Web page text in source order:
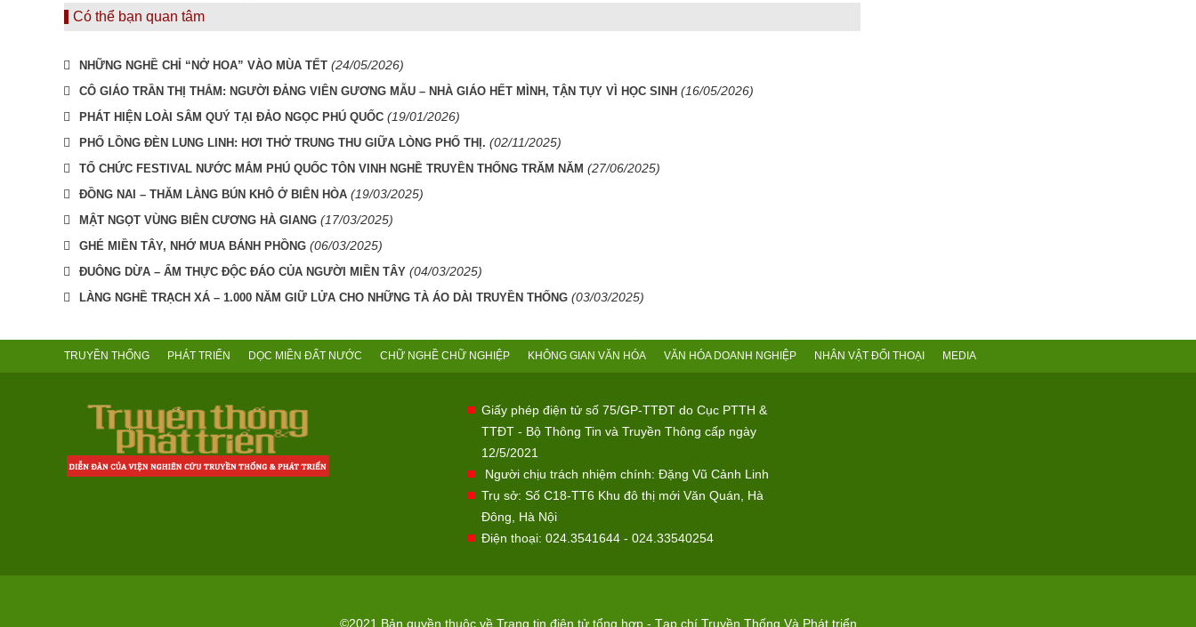
Có thể bạn quan tâm
NHỮNG NGHỀ CHỈ “NỞ HOA” VÀO MÙA TẾT (24/05/2026)
CÔ GIÁO TRẦN THỊ THẮM: NGƯỜI ĐẢNG VIÊN GƯƠNG MẪU – NHÀ GIÁO HẾT MÌNH, TẬN TỤY VÌ HỌC SINH (16/05/2026)
PHÁT HIỆN LOÀI SÂM QUÝ TẠI ĐẢO NGỌC PHÚ QUỐC (19/01/2026)
PHỐ LỒNG ĐÈN LUNG LINH: HƠI THỞ TRUNG THU GIỮA LÒNG PHỐ THỊ. (02/11/2025)
TỔ CHỨC FESTIVAL NƯỚC MẮM PHÚ QUỐC TÔN VINH NGHỀ TRUYỀN THỐNG TRĂM NĂM (27/06/2025)
ĐỒNG NAI – THĂM LÀNG BÚN KHÔ Ở BIÊN HÒA (19/03/2025)
MẬT NGỌT VÙNG BIÊN CƯƠNG HÀ GIANG (17/03/2025)
GHÉ MIỀN TÂY, NHỚ MUA BÁNH PHỒNG (06/03/2025)
ĐUÔNG DỪA – ẨM THỰC ĐỘC ĐÁO CỦA NGƯỜI MIỀN TÂY (04/03/2025)
LÀNG NGHỀ TRẠCH XÁ – 1.000 NĂM GIỮ LỬA CHO NHỮNG TÀ ÁO DÀI TRUYỀN THỐNG (03/03/2025)
TRUYỀN THỐNG PHÁT TRIỂN DỌC MIỀN ĐẤT NƯỚC CHỮ NGHỀ CHỮ NGHIỆP KHÔNG GIAN VĂN HÓA VĂN HÓA DOANH NGHIỆP NHÂN VẬT ĐỐI THOẠI MEDIA
Giấy phép điện tử số 75/GP-TTĐT do Cục PTTH &
TTĐT - Bộ Thông Tin và Truyền Thông cấp ngày
12/5/2021
Người chịu trách nhiệm chính: Đặng Vũ Cảnh Linh
Trụ sở: Số C18-TT6 Khu đô thị mới Văn Quán, Hà
Đông, Hà Nội
Điện thoại: 024.3541644 - 024.33540254
©2021 Bản quyền thuộc về Trang tin điện tử tổng hợp - Tạp chí Truyền Thống Và Phát triển